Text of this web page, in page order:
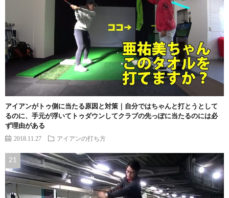
アイアンがトゥ側に当たる原因と対策｜自分ではちゃんと打とうとして
るのに、手元が浮いてトゥダウンしてクラブの先っぽに当たるのには必
ず理由がある
2018.11.27 アイアンの打ち方